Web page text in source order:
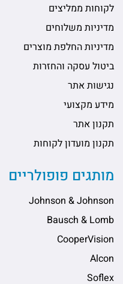
לקוחות ממליצים
מדיניות משלוחים
מדיניות החלפת מוצרים
ביטול עסקה והחזרות
נגישות אתר
מידע מקצועי
תקנון אתר
תקנון מועדון לקוחות
מותגים פופולריים
Johnson & Johnson
Bausch & Lomb
CooperVision
Alcon
Soflex